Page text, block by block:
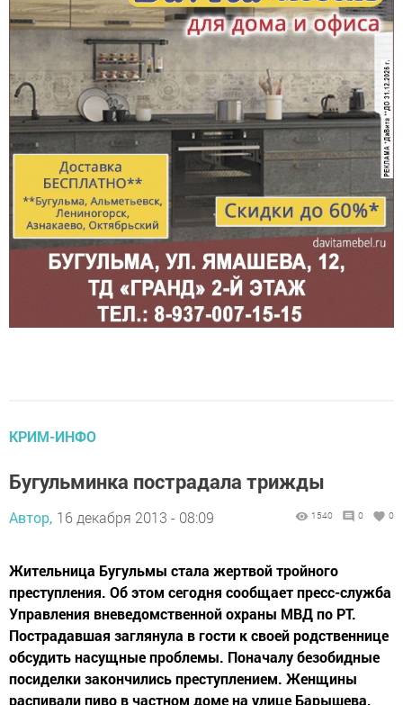
КРИМ-ИНФО
Бугульминка пострадала трижды
Автор, 16 декабря 2013 - 08:09 1540 0 0
Жительница Бугульмы стала жертвой тройного
преступления. Об этом сегодня сообщает пресс-служба
Управления вневедомственной охраны МВД по РТ.
Пострадавшая заглянула в гости к своей родственнице
обсудить насущные проблемы. Поначалу безобидные
посиделки закончились преступлением. Женщины
распивали пиво в частном доме на улице Барышева,